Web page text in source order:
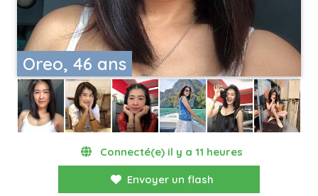
Oreo, 46 ans
Connecté(e) il y a 11 heures
Envoyer un flash